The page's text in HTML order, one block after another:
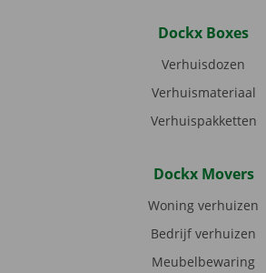
Dockx Boxes
Verhuisdozen
Verhuismateriaal
Verhuispakketten
Dockx Movers
Woning verhuizen
Bedrijf verhuizen
Meubelbewaring